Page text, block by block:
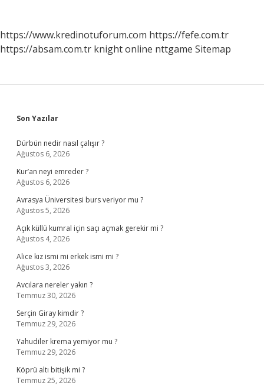
https://www.kredinotuforum.com https://fefe.com.tr
https://absam.com.tr knight online nttgame Sitemap
Sidebar
Son Yazılar
Dürbün nedir nasıl çalışır ?
Ağustos 6, 2026
Kur’an neyi emreder ?
Ağustos 6, 2026
Avrasya Üniversitesi burs veriyor mu ?
Ağustos 5, 2026
Açık küllü kumral için saçı açmak gerekir mi ?
Ağustos 4, 2026
Alice kız ismi mi erkek ismi mi ?
Ağustos 3, 2026
Avcılara nereler yakın ?
Temmuz 30, 2026
Serçin Giray kimdir ?
Temmuz 29, 2026
Yahudiler krema yemiyor mu ?
Temmuz 29, 2026
Köprü altı bitişik mi ?
Temmuz 25, 2026